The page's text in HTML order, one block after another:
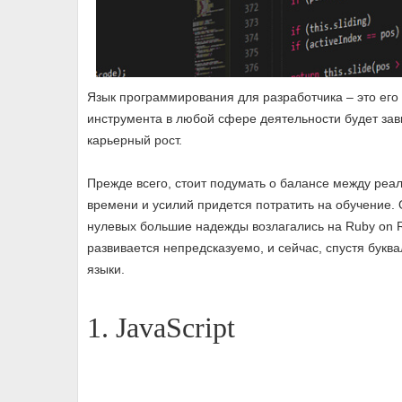
Язык программирования для разработчика – это
инструмента в любой сфере деятельности будет
карьерный рост.
Прежде всего, стоит подумать о балансе между
времени и усилий придется потратить на
нулевых большие надежды возлагались на Ruby
развивается непредсказуемо, и сейчас, спустя
языки.
1. JavaScript